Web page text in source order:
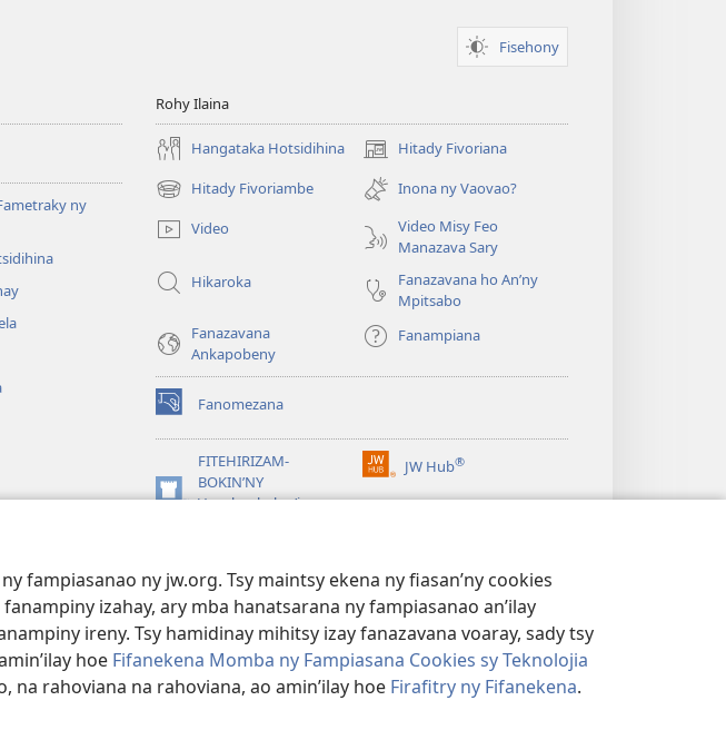
fampiasanao ny jw.org. Tsy maintsy ekena ny fiasan’ny cookies
izahay, ary mba hanatsarana ny fampiasanao an’ilay
ireny. Tsy hamidinay mihitsy izay fanazavana voaray, sady tsy
hoe Fifanekena Momba ny Fampiasana Cookies sy Teknolojia
na rahoviana na rahoviana, ao amin’ilay hoe Firafitry ny Fifanekena.
Fisehony
ny
Rohy Ilaina
Hangataka Hotsidihina Hitady Fivoriana
(manokatra
rohy)
Hitady Fivoriambe
(manokatra
rohy)
Inona ny Vaovao?
Video
Video Misy Feo
Manazava Sary
Hikaroka
Fanazavana ho An’ny
Mpitsabo
Fanazavana
Ankapobeny
Fanampiana
Fanomezana
(manokatra
rohy)
FITEHIRIZAM-
BOKIN’NY
Vavolombelon’i
(manokatra
JW Hub®
(manokatra
rohy)
|FIFANEKENA MOMBA NY TSIAMBARATELO|FIRAFITRY NY FIFANEKENA